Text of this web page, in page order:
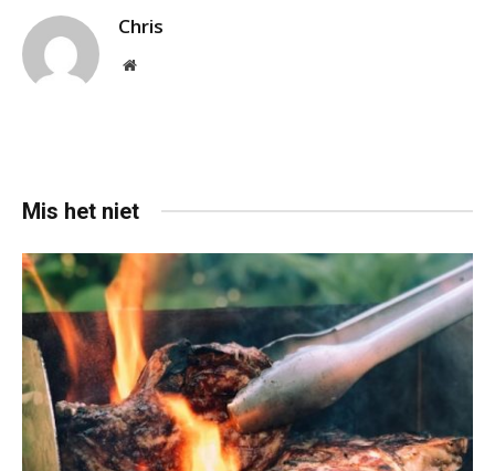
Chris
Website
Mis het niet